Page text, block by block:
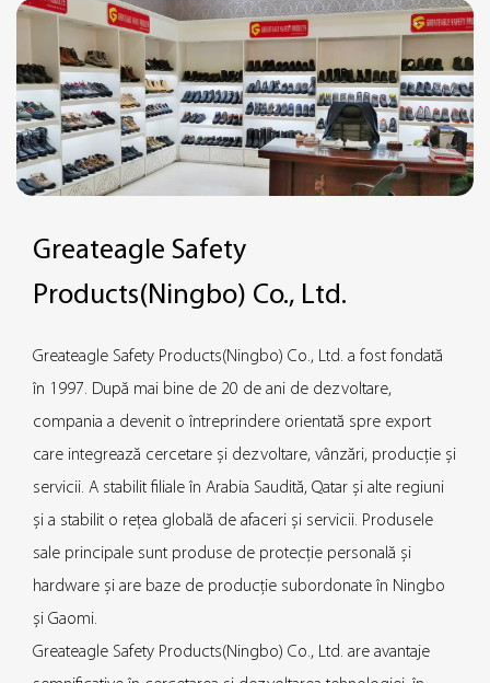
Greateagle Safety
Products(Ningbo) Co., Ltd.
Greateagle Safety Products(Ningbo) Co., Ltd. a fost fondată
în 1997. După mai bine de 20 de ani de dezvoltare,
compania a devenit o întreprindere orientată spre export
care integrează cercetare și dezvoltare, vânzări, producție și
servicii. A stabilit filiale în Arabia Saudită, Qatar și alte regiuni
și a stabilit o rețea globală de afaceri și servicii. Produsele
sale principale sunt produse de protecție personală și
hardware și are baze de producție subordonate în Ningbo
și Gaomi.
Greateagle Safety Products(Ningbo) Co., Ltd. are avantaje